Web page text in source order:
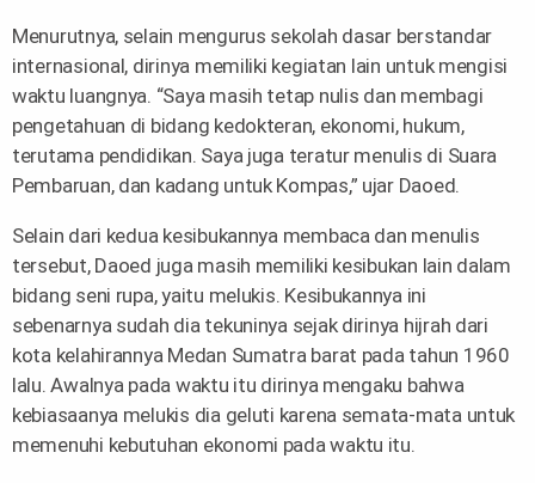
Menurutnya, selain mengurus sekolah dasar berstandar
internasional, dirinya memiliki kegiatan lain untuk mengisi
waktu luangnya. “Saya masih tetap nulis dan membagi
pengetahuan di bidang kedokteran, ekonomi, hukum,
terutama pendidikan. Saya juga teratur menulis di Suara
Pembaruan, dan kadang untuk Kompas,” ujar Daoed.
Selain dari kedua kesibukannya membaca dan menulis
tersebut, Daoed juga masih memiliki kesibukan lain dalam
bidang seni rupa, yaitu melukis. Kesibukannya ini
sebenarnya sudah dia tekuninya sejak dirinya hijrah dari
kota kelahirannya Medan Sumatra barat pada tahun 1960
lalu. Awalnya pada waktu itu dirinya mengaku bahwa
kebiasaanya melukis dia geluti karena semata-mata untuk
memenuhi kebutuhan ekonomi pada waktu itu.